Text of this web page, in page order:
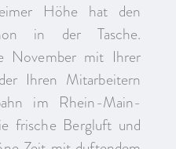
Höhe hat den
in der Tasche.
November mit Ihrer
Ihren Mitarbeitern
im Rhein-Main-
frische Bergluft und